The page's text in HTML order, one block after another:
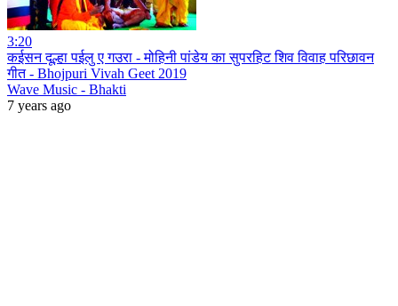
3:20
कईसन दूल्हा पईलु ए गउरा - मोहिनी पांडेय का सुपरहिट शिव विवाह परिछावन
गीत - Bhojpuri Vivah Geet 2019
Wave Music - Bhakti
7 years ago